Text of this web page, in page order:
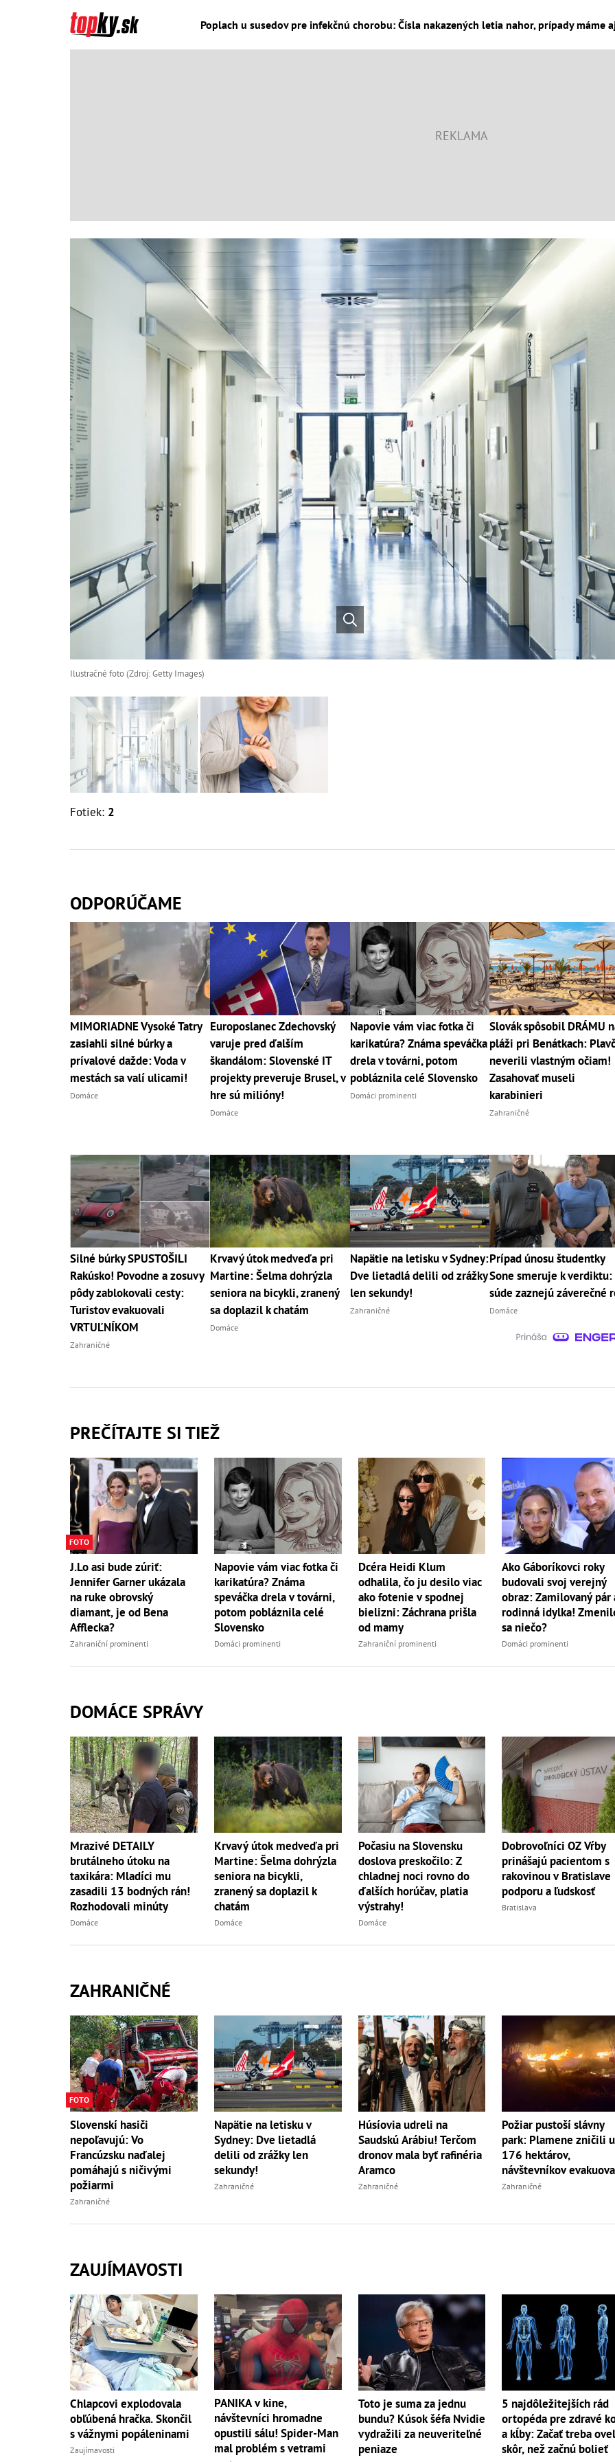
Poplach u susedov pre infekčnú chorobu: Čísla nakazených letia nahor, prípady máme
Ilustračné foto (Zdroj: Getty Images)
Fotiek: 2
ODPORÚČAME
MIMORIADNE Vysoké Tatry
zasiahli silné búrky a
prívalové dažde: Voda v
mestách sa valí ulicami!
Domáce
Europoslanec Zdechovský
varuje pred ďalším
škandálom: Slovenské IT
projekty preveruje Brusel, v
hre sú milióny!
Domáce
Napovie vám viac fotka či
karikatúra? Známa speváčka
drela v továrni, potom
pobláznila celé Slovensko
Domáci prominenti
Slovák spôsobil DRÁMU
pláži pri Benátkach:
neverili vlastným očiam!
Zasahovať museli
karabinieri
Zahraničné
Silné búrky SPUSTOŠILI
Rakúsko! Povodne a zosuvy
pôdy zablokovali cesty:
Turistov evakuovali
VRTUĽNÍKOM
Zahraničné
Krvavý útok medveďa pri
Martine: Šelma dohrýzla
seniora na bicykli, zranený
sa doplazil k chatám
Domáce
Napätie na letisku v Sydney:
Dve lietadlá delili od zrážky
len sekundy!
Zahraničné
Prípad únosu študentky
Sone smeruje k verdiktu:
súde zaznejú záverečné
Domáce
PREČÍTAJTE SI TIEŽ
FOTO
J.Lo asi bude zúriť:
Jennifer Garner ukázala
na ruke obrovský
diamant, je od Bena
Afflecka?
Zahraniční prominenti
Napovie vám viac fotka či
karikatúra? Známa
speváčka drela v továrni,
potom pobláznila celé
Slovensko
Domáci prominenti
Dcéra Heidi Klum
odhalila, čo ju desilo viac
ako fotenie v spodnej
bielizni: Záchrana prišla
od mamy
Zahraniční prominenti
Ako Gáboríkovci roky
budovali svoj verejný
obraz: Zamilovaný pár
rodinná idylka!
sa niečo?
Domáci prominenti
DOMÁCE SPRÁVY
Mrazivé DETAILY
brutálneho útoku na
taxikára: Mladíci mu
zasadili 13 bodných rán!
Rozhodovali minúty
Domáce
Krvavý útok medveďa pri
Martine: Šelma dohrýzla
seniora na bicykli,
zranený sa doplazil k
chatám
Domáce
Počasiu na Slovensku
doslova preskočilo: Z
chladnej noci rovno do
ďalších horúčav, platia
výstrahy!
Domáce
Dobrovoľníci OZ Vŕby
prinášajú pacientom s
rakovinou v Bratislave
podporu a ľudskosť
Bratislava
ZAHRANIČNÉ
FOTO
Slovenskí hasiči
nepoľavujú: Vo
Francúzsku naďalej
pomáhajú s ničivými
požiarmi
Zahraničné
Napätie na letisku v
Sydney: Dve lietadlá
delili od zrážky len
sekundy!
Zahraničné
Húsíovia udreli na
Saudskú Arábiu! Terčom
dronov mala byť rafinéria
Aramco
Zahraničné
Požiar pustoší slávny
park: Plamene zničili
176 hektárov,
návštevníkov
Zahraničné
ZAUJÍMAVOSTI
Chlapcovi explodovala
obľúbená hračka. Skončil
s vážnymi popáleninami
Zaujímavosti
PANIKA v kine,
návštevníci hromadne
opustili sálu! Spider-Man
mal problém s vetrami
Toto je suma za jednu
bundu? Kúsok šéfa Nvidie
vydražili za neuveriteľné
peniaze
5 najdôležitejších rád
ortopéda pre zdravé
a kĺby: Začať treba
skôr, než začnú bolieť